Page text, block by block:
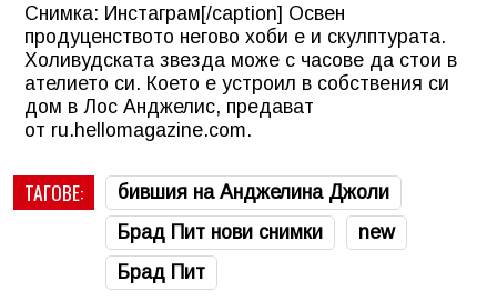
Снимка: Инстаграм[/caption] Освен
продуценството негово хоби е и скулптурата.
Холивудската звезда може с часове да стои в
ателието си. Което е устроил в собствения си
дом в Лос Анджелис, предават
от ru.hellomagazine.com.
ТАГОВЕ:
бившия на Анджелина Джоли
Брад Пит нови снимки
new
Брад Пит